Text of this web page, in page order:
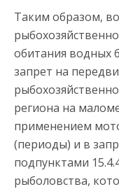
Таким образом,
обитания водных
запрет на
региона на
применением
(периоды) и в
подпунктами
рыболовства,